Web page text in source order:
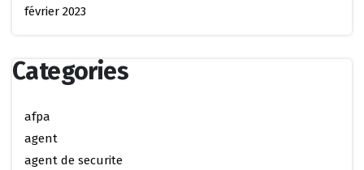
février 2023
Categories
afpa
agent
agent de securite